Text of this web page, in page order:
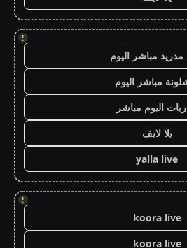
!
مدريد مباشر اليوم
مباشر اليوم
اليوم مباشر
يلا لايف
yalla live
!
koora live
koora live